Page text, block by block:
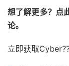
想了解更多？点
论。
立即获取